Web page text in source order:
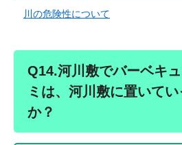
川の危険性について
Q14.河川敷でバーベキ
ミは、河川敷に置いて
か？